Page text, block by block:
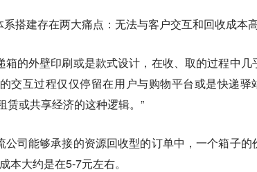
搭建存在两大痛点： 无法与客户交互和回收成本
的外壁印刷或是款式设计，在收、取的过程中几
交互过程仅仅停留在用户与购物平台或是快递驿
赁或共享经济的这种逻辑。”
司能够承接的资源回收型的订单中，一个箱子的
本大约是在5-7元左右。